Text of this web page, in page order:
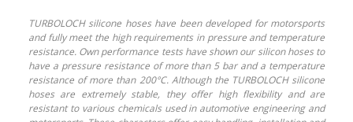
TURBOLOCH silicone hoses have been developed for motorsports
and fully meet the high requirements in pressure and temperature
resistance. Own performance tests have shown our silicon hoses to
have a pressure resistance of more than 5 bar and a temperature
resistance of more than 200°C. Although the TURBOLOCH silicone
hoses are extremely stable, they offer high flexibility and are
resistant to various chemicals used in automotive engineering and